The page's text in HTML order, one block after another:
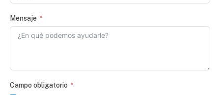
Mensaje
Campo obligatorio